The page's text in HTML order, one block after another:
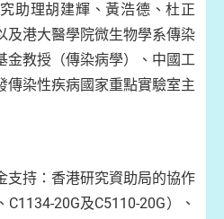
助理胡建輝、黃浩德、杜正
及港大醫學院微生物學系傳染
金教授（傳染病學）、中國工
傳染性疾病國家重點實驗室主
支持：香港研究資助局的協作
20G及C5110-20G）、